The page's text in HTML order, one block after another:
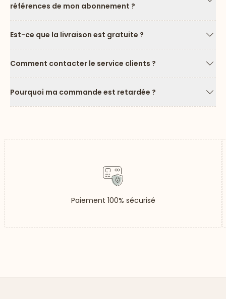
références de mon abonnement ?
Est-ce que la livraison est gratuite ?
Comment contacter le service clients ?
Pourquoi ma commande est retardée ?
Paiement 100% sécurisé